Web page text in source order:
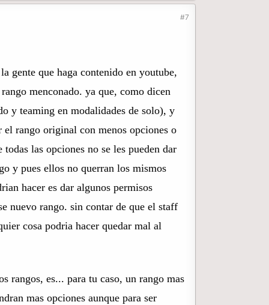
#7
gente que haga contenido en youtube,
menconado. ya que, como dicen
y teaming en modalidades de solo), y
el rango original con menos opciones o
las opciones no se les pueden dar
y pues ellos no querran los mismos
hacer es dar algunos permisos
nuevo rango. sin contar de que el staff
cosa podria hacer quedar mal al
rangos, es... para tu caso, un rango mas
mas opciones aunque para ser